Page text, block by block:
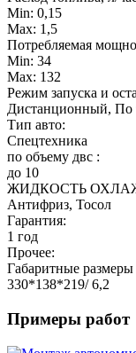
Min: 0,15
Max: 1,5
Потребляемая
Min: 34
Max: 132
Режим запуска и
Дистанционный, По
Тип авто:
Спецтехника
по объему двс :
до 10
ЖИДКОСТЬ
Антифриз, Тосол
Гарантия:
1 год
Прочее:
Габаритные
330*138*219/ 6,2
Примеры работ